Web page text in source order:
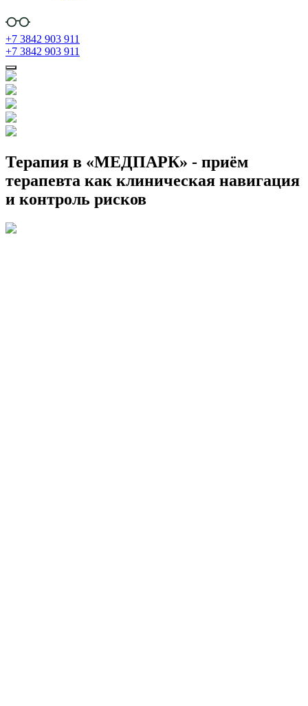
+7 3842 903 911
+7 3842 903 911
Терапия в «МЕДПАРК» - приём
терапевта как клиническая навигация
и контроль рисков